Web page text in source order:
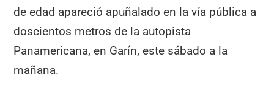
de edad apareció apuñalado en la vía pública a
doscientos metros de la autopista
Panamericana, en Garín, este sábado a la
mañana.